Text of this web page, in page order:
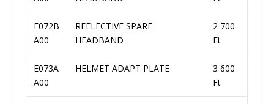
E072B
A00
REFLECTIVE SPARE
HEADBAND
2 700
Ft
E073A
A00
HELMET ADAPT PLATE
3 600
Ft